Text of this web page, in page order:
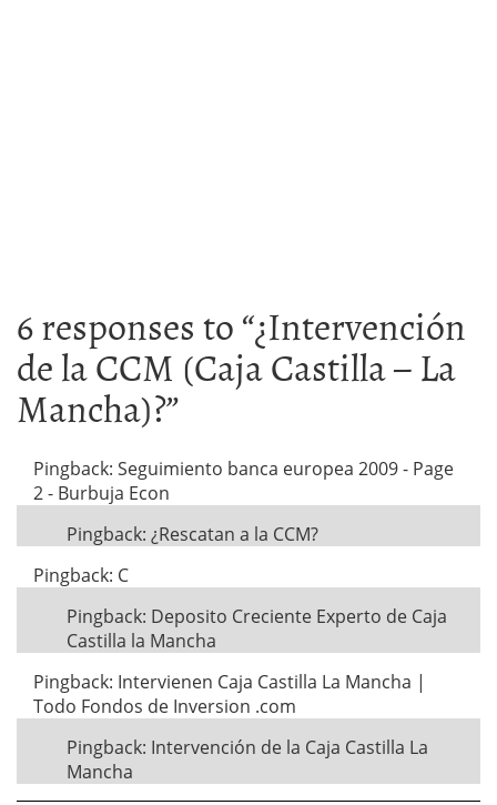
6 responses to “¿Intervención
de la CCM (Caja Castilla – La
Mancha)?”
Pingback: Seguimiento banca europea 2009 - Page
2 - Burbuja Econ
Pingback: ¿Rescatan a la CCM?
Pingback: C
Pingback: Deposito Creciente Experto de Caja
Castilla la Mancha
Pingback: Intervienen Caja Castilla La Mancha |
Todo Fondos de Inversion .com
Pingback: Intervención de la Caja Castilla La
Mancha